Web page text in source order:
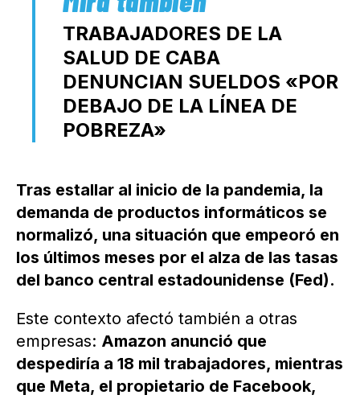
TRABAJADORES DE LA
SALUD DE CABA
DENUNCIAN SUELDOS «POR
DEBAJO DE LA LÍNEA DE
POBREZA»
Tras estallar al inicio de la pandemia, la
demanda de productos informáticos se
normalizó, una situación que empeoró en
los últimos meses por el alza de las tasas
del banco central estadounidense (Fed).
Este contexto afectó también a otras
empresas: Amazon anunció que
despediría a 18 mil trabajadores, mientras
que Meta, el propietario de Facebook,